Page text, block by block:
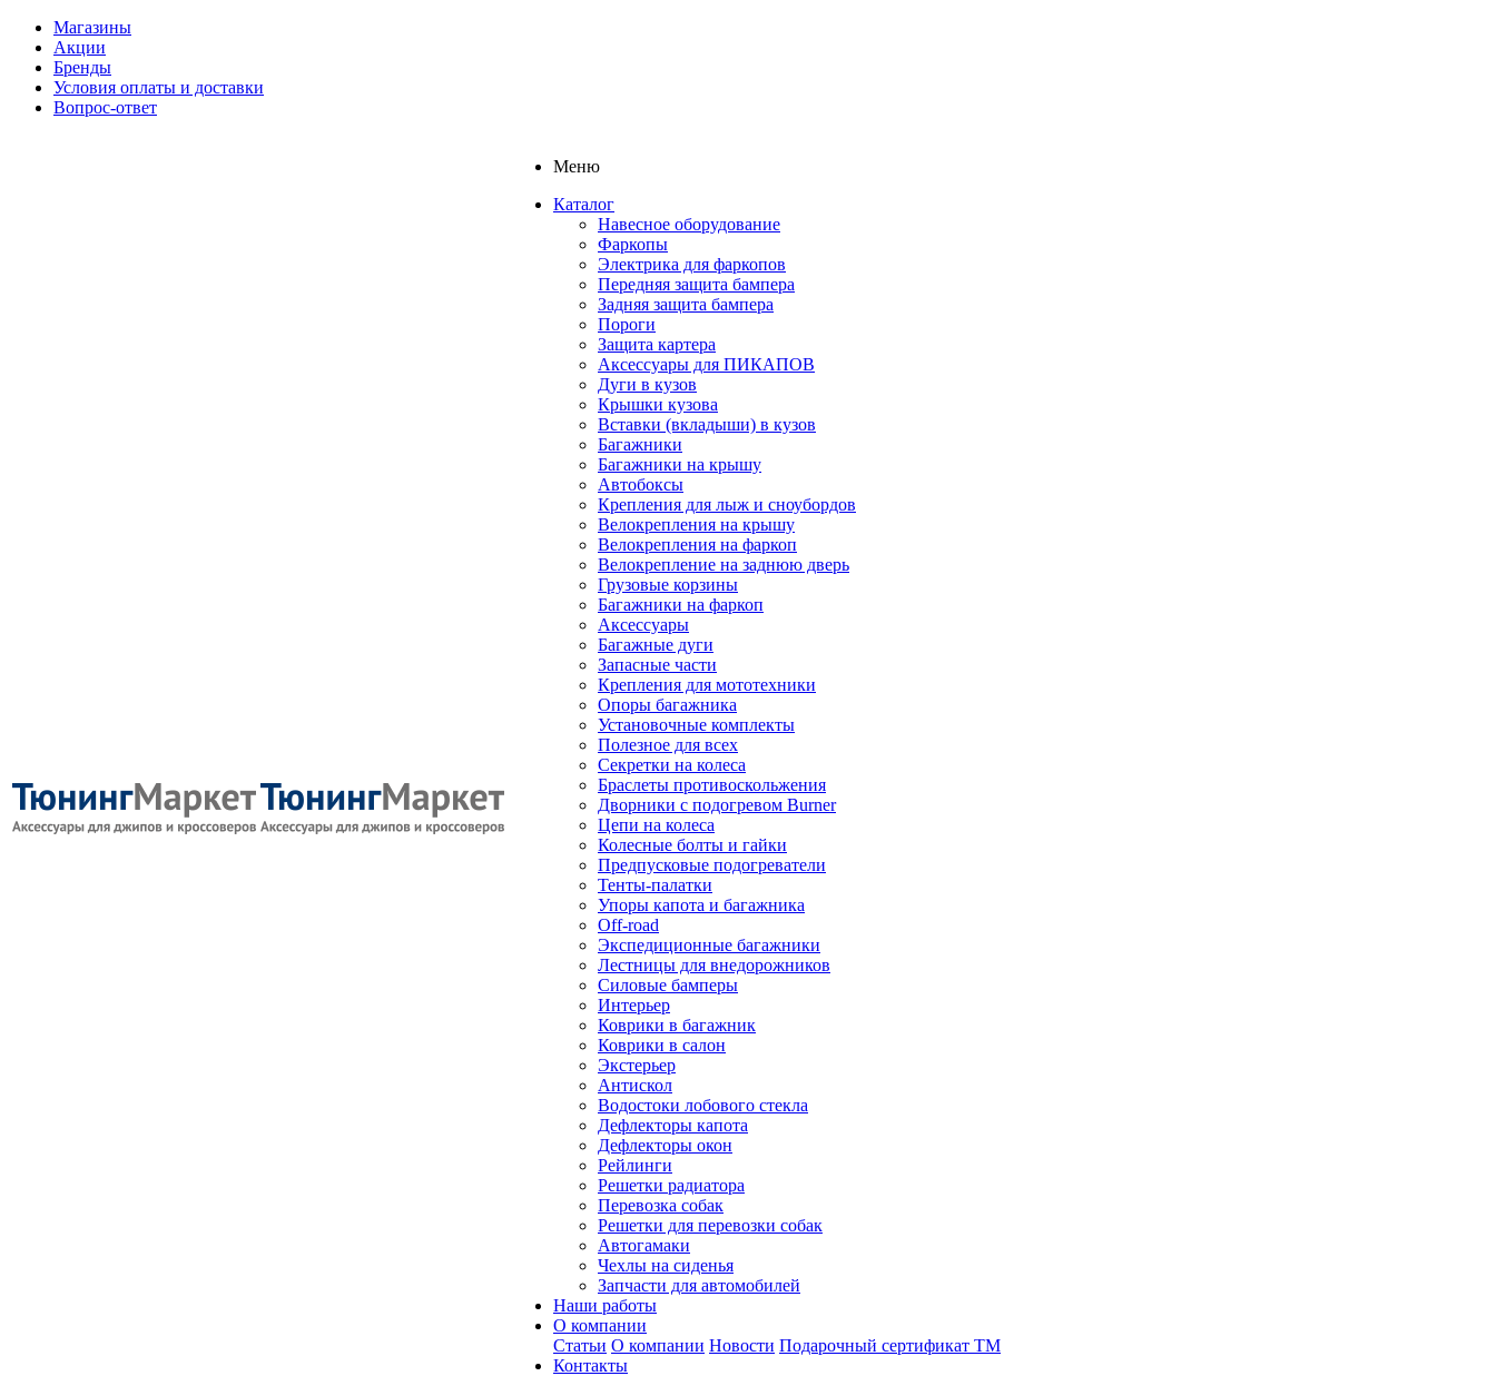
Магазины
Акции
Бренды
Условия оплаты и доставки
Вопрос-ответ
Меню
Каталог
Навесное оборудование
Фаркопы
Электрика для фаркопов
Передняя защита бампера
Задняя защита бампера
Пороги
Защита картера
Аксессуары для ПИКАПОВ
Дуги в кузов
Крышки кузова
Вставки (вкладыши) в кузов
Багажники
Багажники на крышу
Автобоксы
Крепления для лыж и сноубордов
Велокрепления на крышу
Велокрепления на фаркоп
Велокрепление на заднюю дверь
Грузовые корзины
Багажники на фаркоп
Аксессуары
Багажные дуги
Запасные части
Крепления для мототехники
Опоры багажника
Установочные комплекты
Полезное для всех
Секретки на колеса
Браслеты противоскольжения
Дворники с подогревом Burner
Цепи на колеса
Колесные болты и гайки
Предпусковые подогреватели
Тенты-палатки
Упоры капота и багажника
Off-road
Экспедиционные багажники
Лестницы для внедорожников
Силовые бамперы
Интерьер
Коврики в багажник
Коврики в салон
Экстерьер
Антискол
Водостоки лобового стекла
Дефлекторы капота
Дефлекторы окон
Рейлинги
Решетки радиатора
Перевозка собак
Решетки для перевозки собак
Автогамаки
Чехлы на сиденья
Запчасти для автомобилей
Наши работы
О компании
Статьи О компании Новости Подарочный сертификат ТМ
Контакты